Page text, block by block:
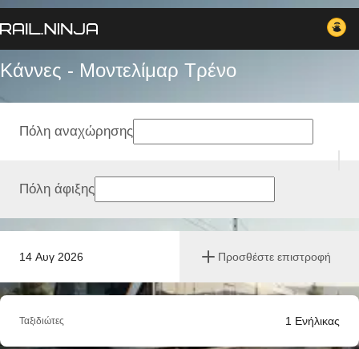
Κάννες - Μοντελίμαρ Tρένο
14 Αυγ 2026 Προσθέστε επιστροφή
Πόλη αναχώρησης
Πόλη άφιξης
Ταξιδιώτες 1 Ενήλικας